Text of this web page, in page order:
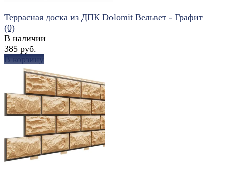
избранное сравнить
Террасная доска из ДПК Dolomit Вельвет - Графит
(0)
В наличии
385 руб.
В корзину